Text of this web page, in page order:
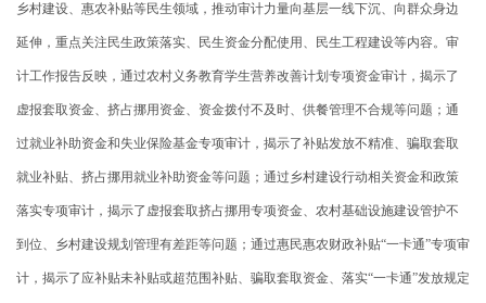
乡村建设、惠农补贴等民生领域，推动审计力量向基层一线下沉、向群众身边
延伸，重点关注民生政策落实、民生资金分配使用、民生工程建设等内容。审
计工作报告反映，通过农村义务教育学生营养改善计划专项资金审计，揭示了
虚报套取资金、挤占挪用资金、资金拨付不及时、供餐管理不合规等问题；通
过就业补助资金和失业保险基金专项审计，揭示了补贴发放不精准、骗取套取
就业补贴、挤占挪用就业补助资金等问题；通过乡村建设行动相关资金和政策
落实专项审计，揭示了虚报套取挤占挪用专项资金、农村基础设施建设管护不
到位、乡村建设规划管理有差距等问题；通过惠民惠农财政补贴“一卡通”专项审
计，揭示了应补贴未补贴或超范围补贴、骗取套取资金、落实“一卡通”发放规定